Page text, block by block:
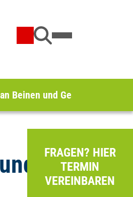
Beinen und Gesäß
FRAGEN? HIER
TERMIN
VEREINBAREN